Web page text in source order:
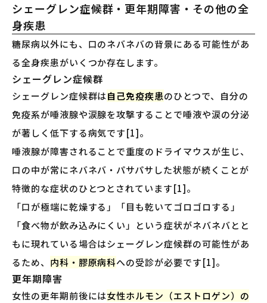
シェーグレン症候群・更年期障害・その他の全
身疾患
糖尿病以外にも、口のネバネバの背景にある可能性があ
る全身疾患がいくつか存在します。
シェーグレン症候群
シェーグレン症候群は自己免疫疾患のひとつで、自分の
免疫系が唾液腺や涙腺を攻撃することで唾液や涙の分泌
が著しく低下する病気です[1]。
唾液腺が障害されることで重度のドライマウスが生じ、
口の中が常にネバネバ・パサパサした状態が続くことが
特徴的な症状のひとつとされています[1]。
「口が極端に乾燥する」「目も乾いてゴロゴロする」
「食べ物が飲み込みにくい」という症状がネバネバとと
もに現れている場合はシェーグレン症候群の可能性があ
るため、 内科・膠原病科への受診が必要です[1]。
更年期障害
女性の更年期前後には女性ホルモン（エストロゲン）の